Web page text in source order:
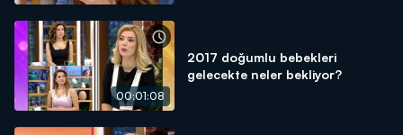
00:01:08
2017 doğumlu bebekleri
gelecekte neler bekliyor?